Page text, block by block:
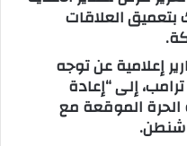
بتعميق العلاقات
إعلامية عن توجه
إلى “إعادة
الحرة الموقعة مع